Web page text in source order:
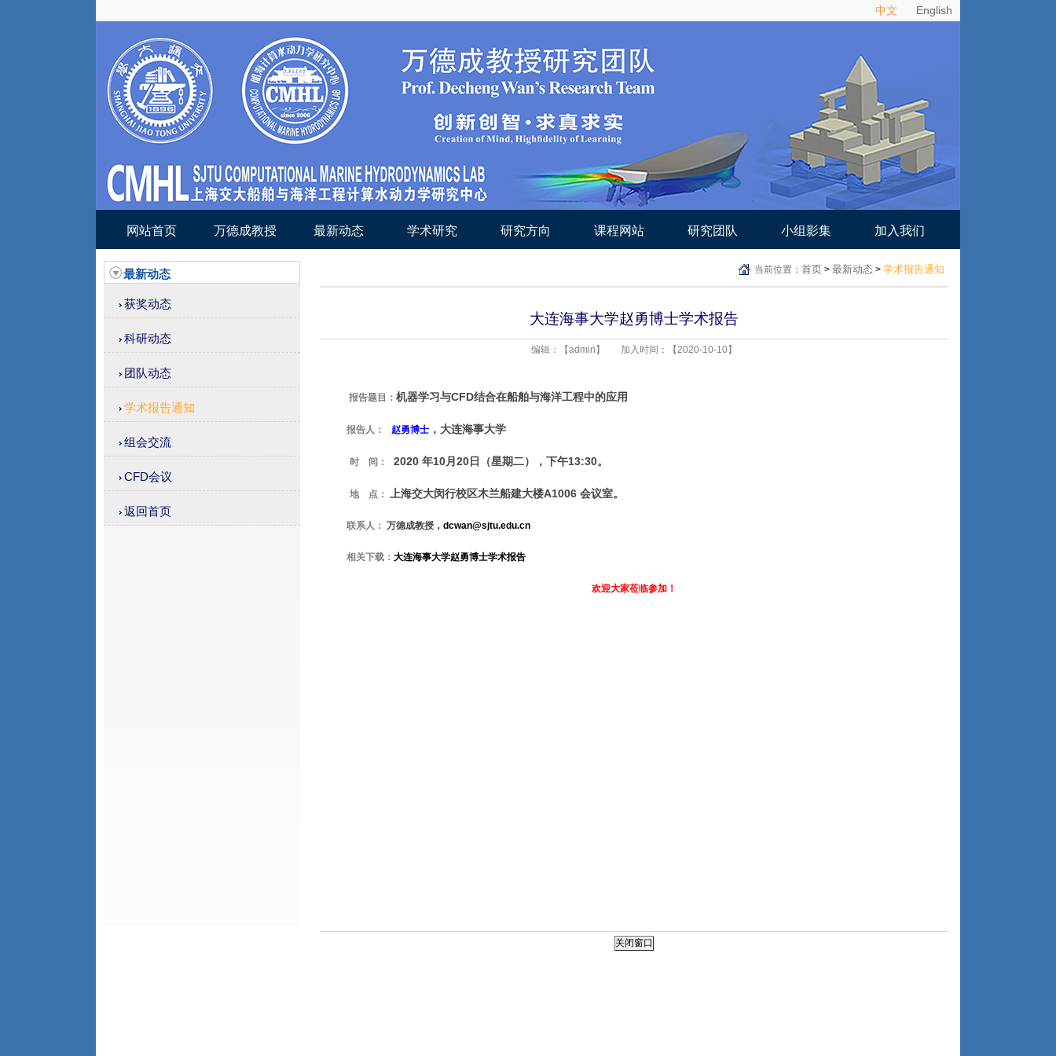
中文 English
网站首页 万德成教授 最新动态 学术研究 研究方向 课程网站 研究团队 小组影集 加入我们
最新动态
获奖动态
科研动态
团队动态
学术报告通知
组会交流
CFD会议
返回首页
当前位置： 首页 > 最新动态 > 学术报告通知
大连海事大学赵勇博士学术报告
编辑：【admin】 加入时间：【2020-10-10】
报告题目： 机器学习与CFD结合在船舶与海洋工程中的应用
报告人 ： 赵勇博士 ，大连海事大学
时 间： 2020 年10月20日（星期二），下午13:30。
地 点： 上海交大闵行校区木兰船建大楼A1006 会议室。
联系人： 万德成教授， dcwan@sjtu.edu.cn
相关下载： 大连海事大学赵勇博士学术报告
欢迎大家莅临参加！